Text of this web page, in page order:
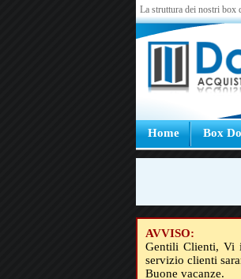
La struttura dei nostri box
Home Box
AVVISO:
Gentili Clienti, Vi
servizio clienti
Buone vacanze.